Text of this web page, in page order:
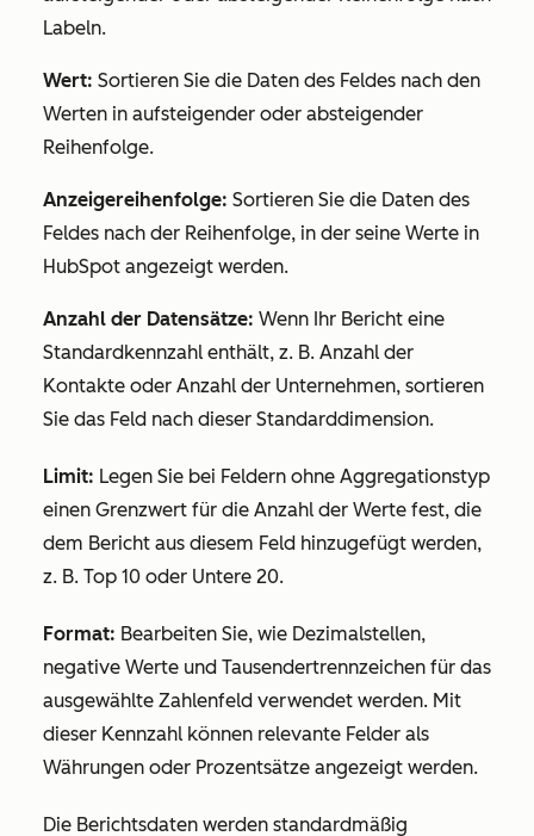
Labeln.
Wert: Sortieren Sie die Daten des Feldes nach den
Werten in aufsteigender oder absteigender
Reihenfolge.
Anzeigereihenfolge: Sortieren Sie die Daten des
Feldes nach der Reihenfolge, in der seine Werte in
HubSpot angezeigt werden.
Anzahl der Datensätze: Wenn Ihr Bericht eine
Standardkennzahl enthält, z. B. Anzahl der
Kontakte oder Anzahl der Unternehmen, sortieren
Sie das Feld nach dieser Standarddimension.
Limit: Legen Sie bei Feldern ohne Aggregationstyp
einen Grenzwert für die Anzahl der Werte fest, die
dem Bericht aus diesem Feld hinzugefügt werden,
z. B. Top 10 oder Untere 20.
Format: Bearbeiten Sie, wie Dezimalstellen,
negative Werte und Tausendertrennzeichen für das
ausgewählte Zahlenfeld verwendet werden. Mit
dieser Kennzahl können relevante Felder als
Währungen oder Prozentsätze angezeigt werden.
Die Berichtsdaten werden standardmäßig